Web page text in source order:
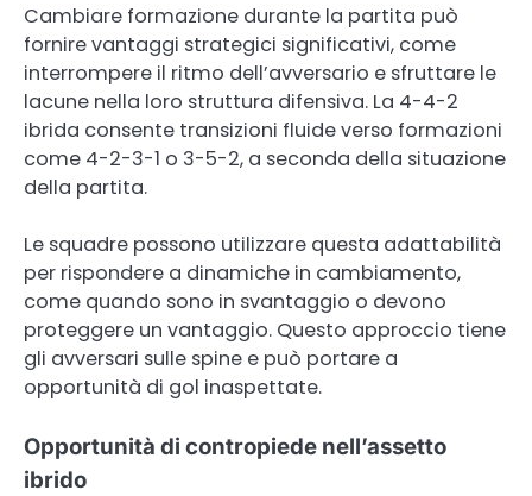
Cambiare formazione durante la partita può
fornire vantaggi strategici significativi, come
interrompere il ritmo dell’avversario e sfruttare le
lacune nella loro struttura difensiva. La 4-4-2
ibrida consente transizioni fluide verso formazioni
come 4-2-3-1 o 3-5-2, a seconda della situazione
della partita.
Le squadre possono utilizzare questa adattabilità
per rispondere a dinamiche in cambiamento,
come quando sono in svantaggio o devono
proteggere un vantaggio. Questo approccio tiene
gli avversari sulle spine e può portare a
opportunità di gol inaspettate.
Opportunità di contropiede nell’assetto
ibrido